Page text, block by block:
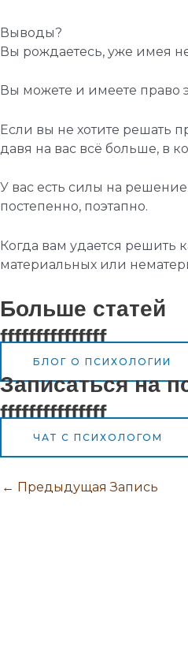
Выводы?
Вы рождаетесь, уже имея
Вы можете и имеете право
Если вы не хотите решать
давя на вас всё больше, в
У вас есть силы на
постепенно, поэтапно.
Когда вам удается решить
материальных или
Больше статей
fffffffffffffff
БЛОГ О ПСИХОЛОГИИ
Записаться на
fffffffffffffff
ЧАТ С ПСИХОЛОГОМ
← Предыдущая Запись